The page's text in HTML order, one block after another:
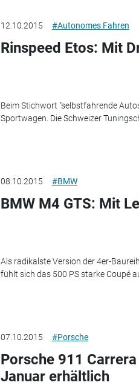
12.10.2015 #Autonomes Fahren
Rinspeed Etos: Mit
Beim Stichwort "selbstfahrende
Sportwagen. Die Schweizer
08.10.2015 #BMW
BMW M4 GTS: Mit
Als radikalste Version der 4er-
fühlt sich das 500 PS starke Coupé
07.10.2015 #Porsche
Porsche 911
Januar erhältlich